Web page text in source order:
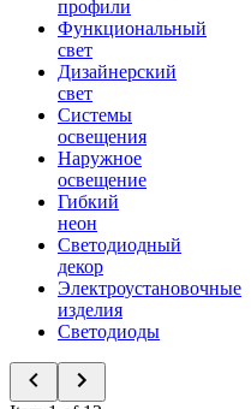
профили
Функциональный
свет
Дизайнерский
свет
Системы
освещения
Наружное
освещение
Гибкий
неон
Светодиодный
декор
Электроустановочные
изделия
Светодиоды